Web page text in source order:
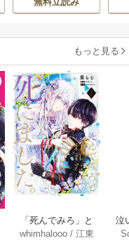
す！ ～聖女に嵌め
二度目は串刺し回
避します！～もっと見る
「死んでみろ」と
言われたので死に
whimhalooo/ 江東
泣